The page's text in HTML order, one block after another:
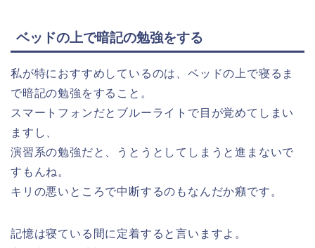
ベッドの上で暗記の勉強をする
私が特におすすめしているのは、ベッドの上で寝るま
で暗記の勉強をすること。
スマートフォンだとブルーライトで目が覚めてしまい
ますし、
演習系の勉強だと、うとうとしてしまうと進まないで
すもんね。
キリの悪いところで中断するのもなんだか癪です。
記憶は寝ている間に定着すると言いますよ。